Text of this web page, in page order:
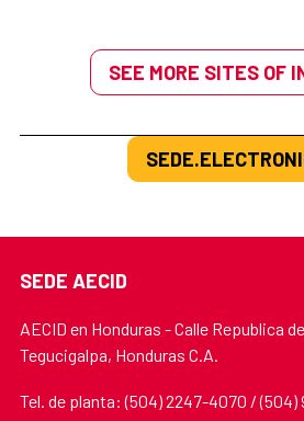
SEE MORE SITES OF
SEDE AECID
AECID en Honduras - Calle Republica
Tegucigalpa, Honduras C.A.
Tel. de planta: (504) 2247-4070 / (504)